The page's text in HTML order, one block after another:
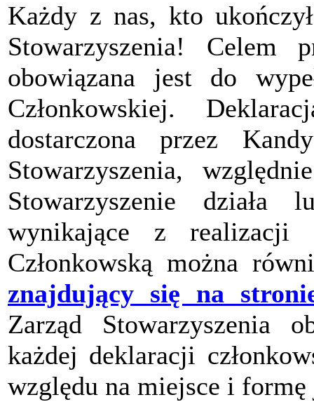
Każdy z nas, kto
Stowarzyszenia! Celem
obowiązana jest do
Członkowskiej.
dostarczona przez
Stowarzyszenia,
Stowarzyszenie działa
wynikające z realizacji
Członkowską można
znajdujący się na
Zarząd Stowarzyszenia
każdej deklaracji
względu na miejsce i